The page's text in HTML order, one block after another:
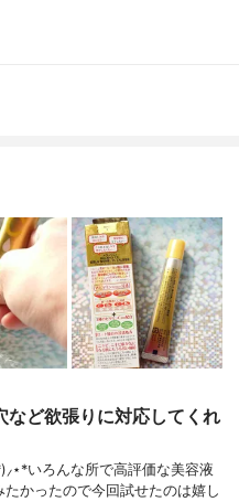
など欲張りに対応してくれ
いろんな所で高評価な美容液
かったので今回試せたのは嬉し